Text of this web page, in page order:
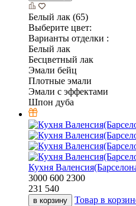
Белый лак (65)
Выберите цвет:
Варианты отделки :
Белый лак
Бесцветный лак
Эмали бейц
Плотные эмали
Эмали с эффектами
Шпон дуба
Кухня
3000 600 2300
231 540
в корзину Товар в